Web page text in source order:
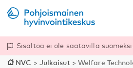
Sisältöä ei ole saatavilla
NVC > Julkaisut> Welfare